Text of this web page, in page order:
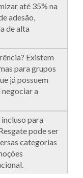
até 35% na
adesão,
de alta
Existem
para grupos
já possuem
a
para
pode ser
categorias